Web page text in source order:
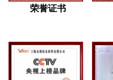
荣誉证书